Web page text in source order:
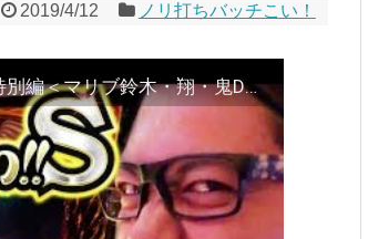
2019/4/12 ノリ打ちバッチこい！
【ゴッドで伝説再び!?】ノリ打ちバッチこい!!S 特別編＜マリブ鈴木・翔・鬼Dイッチー・リュウジ＞［パチンコ・パチスロ・スロット］